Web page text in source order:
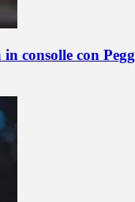
consolle con